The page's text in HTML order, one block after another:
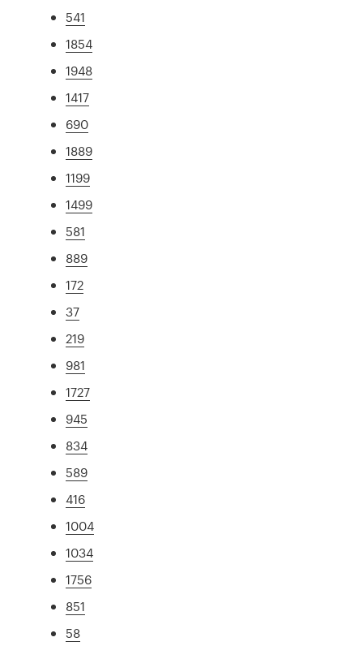
541
1854
1948
1417
690
1889
1199
1499
581
889
172
37
219
981
1727
945
834
589
416
1004
1034
1756
851
58